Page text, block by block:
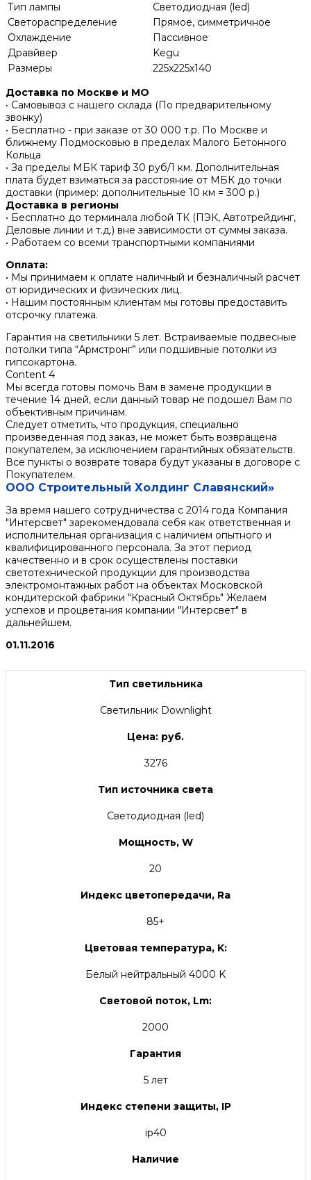
Тип лампы
Светодиодная (led)
Светораспределение
Прямое, симметричное
Охлаждение
Пассивное
Дравйвер
Kegu
Размеры
225x225x140
Доставка по Москве и МО
• Самовывоз с нашего склада (По предварительному
звонку)
• Бесплатно - при заказе от 30 000 т.р. По Москве и
ближнему Подмосковью в пределах Малого Бетонного
Кольца
• За пределы МБК тариф 30 руб/1 км. Дополнительная
плата будет взиматься за расстояние от МБК до точки
доставки (пример: дополнительные 10 км = 300 р.)
Доставка в регионы
• Бесплатно до терминала любой ТК (ПЭК, Автотрейдинг,
Деловые линии и т.д.) вне зависимости от суммы заказа.
• Работаем со всеми транспортными компаниями
Оплата:
• Мы принимаем к оплате наличный и безналичный расчет
от юридических и физических лиц.
• Нашим постоянным клиентам мы готовы предоставить
отсрочку платежа.
Гарантия на светильники 5 лет. Встраиваемые подвесные
потолки типа “Армстронг” или подшивные потолки из
гипсокартона.
Content 4
Мы всегда готовы помочь Вам в замене продукции в
течение 14 дней, если данный товар не подошел Вам по
объективным причинам.
Следует отметить, что продукция, специально
произведенная под заказ, не может быть возвращена
покупателем, за исключением гарантийных обязательств.
Все пункты о возврате товара будут указаны в договоре с
Покупателем.
ООО Строительный Холдинг Славянский»
За время нашего сотрудничества с 2014 года Компания
"Интерсвет" зарекомендовала себя как ответственная и
исполнительная организация с наличием опытного и
квалифицированного персонала. За этот период
качественно и в срок осуществлены поставки
светотехнической продукции для производства
электромонтажных работ на объектах Московской
кондитерской фабрики "Красный Октябрь" Желаем
успехов и процветания компании "Интерсвет" в
дальнейшем.
01.11.2016
Тип светильника
Светильник Downlight
Цена: руб.
3276
Тип источника света
Светодиодная (led)
Мощность, W
20
Индекс цветопередачи, Ra
85+
Цветовая температура, K:
Белый нейтральный 4000 K
Световой поток, Lm:
2000
Гарантия
5 лет
Индекс степени защиты, IP
ip40
Наличие